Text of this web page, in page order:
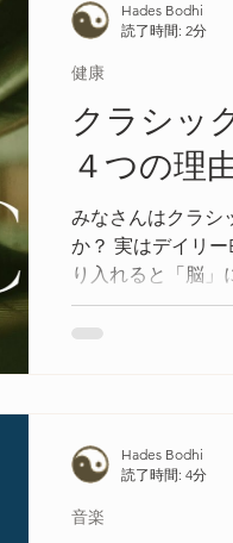
クラシッ
４つの理
みなさんはクラシ
か？ 実はデイリ
り入れると「脳」
健康
Hades Bodhi
読了時間: 2分
音楽
Hades Bodhi
読了時間: 4分